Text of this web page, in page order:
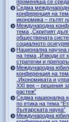
променяща се среда
Седма
конференция на
икономика – пътят
Международна
тема „Скритият
обществената
социалното
Национална научна
на тема „Изводи от
стратегии и
Международна
конференция на тема
„Икономиката и
ХХI век – решения
растеж”
Седма национална
по етика на тема
българската наука”
Международна